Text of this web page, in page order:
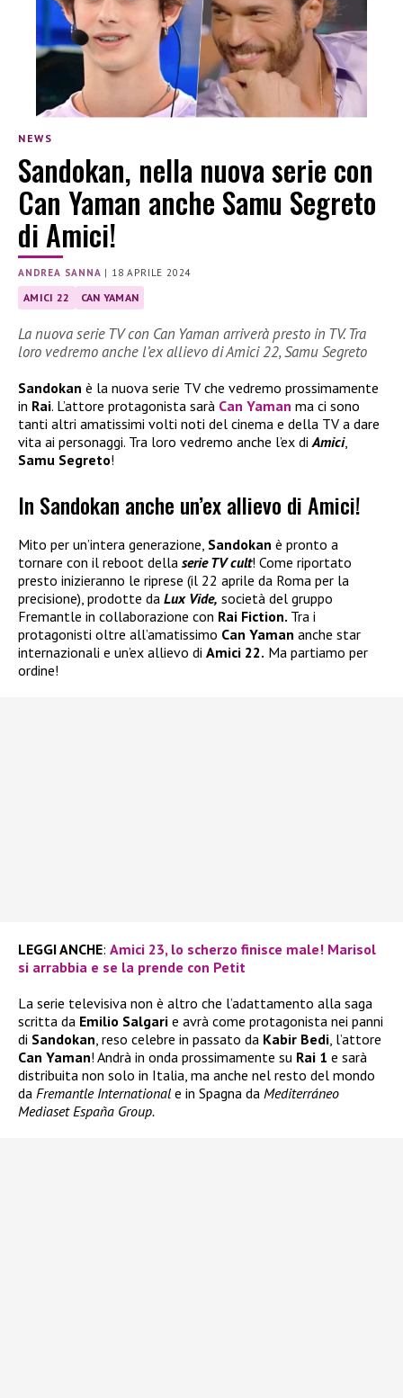
NEWS
Sandokan, nella nuova serie con
Can Yaman anche Samu Segreto
di Amici!
ANDREA SANNA | 18 APRILE 2024
AMICI 22 CAN YAMAN
La nuova serie TV con Can Yaman arriverà presto in TV. Tra
loro vedremo anche l’ex allievo di Amici 22, Samu Segreto
Sandokan è la nuova serie TV che vedremo prossimamente
in Rai. L’attore protagonista sarà Can Yaman ma ci sono
tanti altri amatissimi volti noti del cinema e della TV a dare
vita ai personaggi. Tra loro vedremo anche l’ex di Amici,
Samu Segreto!
In Sandokan anche un’ex allievo di Amici!
Mito per un’intera generazione, Sandokan è pronto a
tornare con il reboot della serie TV cult! Come riportato
presto inizieranno le riprese (il 22 aprile da Roma per la
precisione), prodotte da Lux Vide, società del gruppo
Fremantle in collaborazione con Rai Fiction. Tra i
protagonisti oltre all’amatissimo Can Yaman anche star
internazionali e un’ex allievo di Amici 22. Ma partiamo per
ordine!
LEGGI ANCHE: Amici 23, lo scherzo finisce male! Marisol
si arrabbia e se la prende con Petit
La serie televisiva non è altro che l’adattamento alla saga
scritta da Emilio Salgari e avrà come protagonista nei panni
di Sandokan, reso celebre in passato da Kabir Bedi, l’attore
Can Yaman! Andrà in onda prossimamente su Rai 1 e sarà
distribuita non solo in Italia, ma anche nel resto del mondo
da Fremantle International e in Spagna da Mediterráneo
Mediaset España Group.